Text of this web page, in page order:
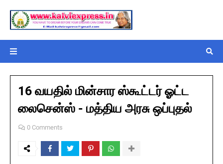
16 வயதில் மின்சார ஸ்கூட்டர் ஓட்ட
லைசென்ஸ் - மத்திய அரசு ஒப்புதல்
0 Comments